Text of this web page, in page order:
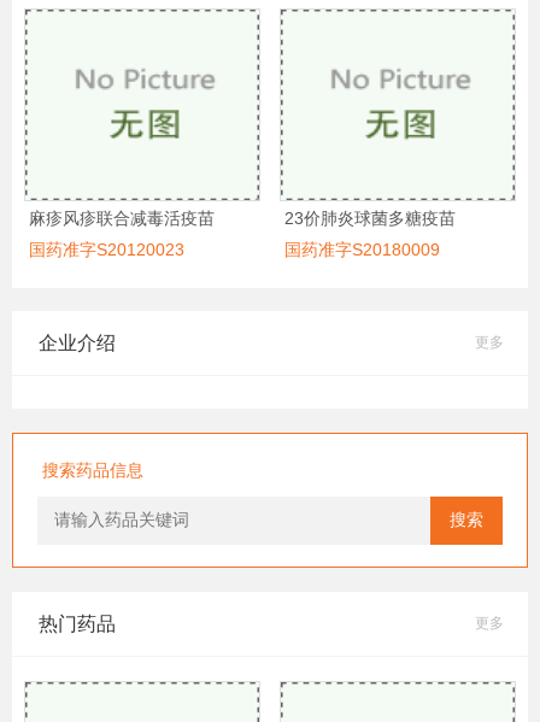
麻疹风疹联合减毒活疫苗
国药准字S20120023
23价肺炎球菌多糖疫苗
国药准字S20180009
企业介绍 更多
搜索药品信息
搜索
热门药品 更多